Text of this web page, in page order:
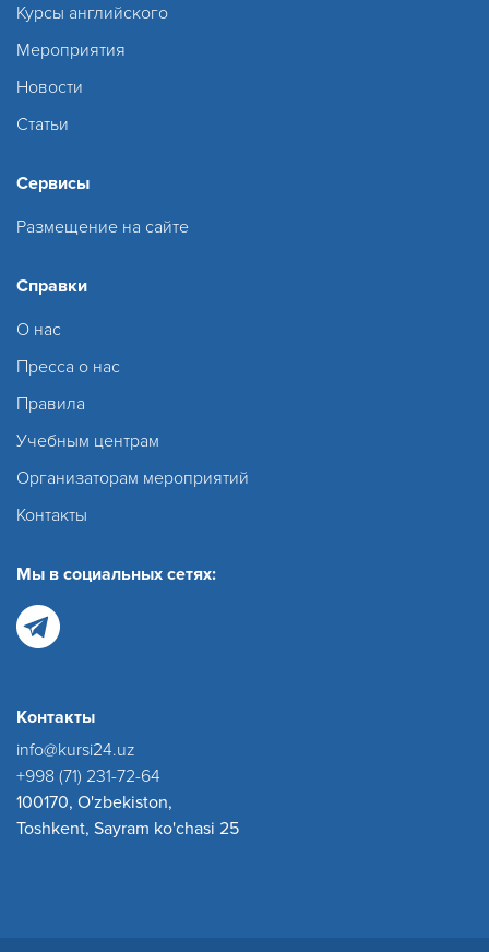
Курсы английского
Мероприятия
Новости
Статьи
Сервисы
Размещение на сайте
Справки
О нас
Пресса о нас
Правила
Учебным центрам
Организаторам мероприятий
Контакты
Мы в социальных сетях:
Контакты
info@kursi24.uz
+998 (71) 231-72-64
100170, O'zbekiston,
Toshkent, Sayram ko'chasi 25